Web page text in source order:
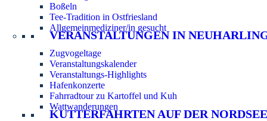
Boßeln
Tee-Tradition in Ostfriesland
Allgemeinmediziner/in gesucht
VERANSTALTUNGEN IN
Zugvogeltage
Veranstaltungskalender
Veranstaltungs-Highlights
Hafenkonzerte
Fahrradtour zu Kartoffel und Kuh
Wattwanderungen
KUTTERFAHRTEN AUF DER NORDSEE